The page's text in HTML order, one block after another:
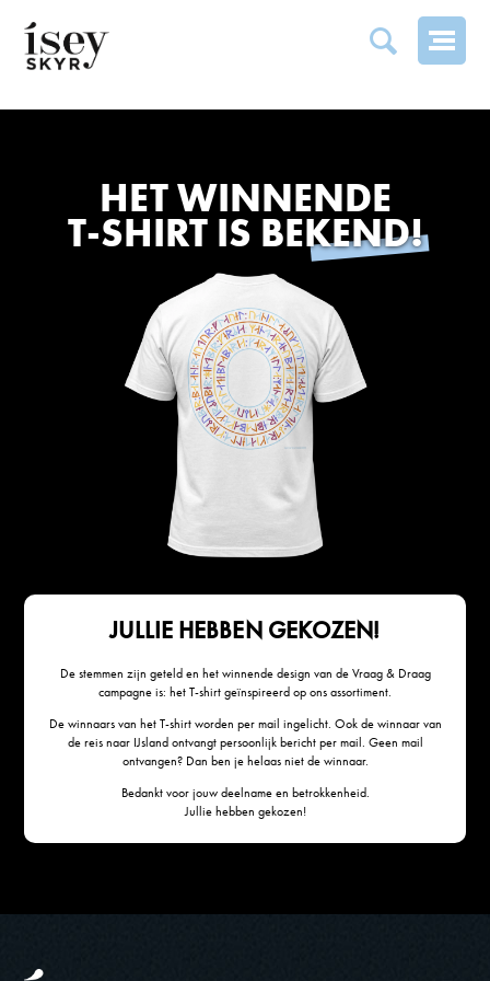
VRAAGDRAAG
HET WINNENDE
T-SHIRT IS BEKEND!
JULLIE HEBBEN GEKOZEN!
De stemmen zijn geteld en het winnende design van de Vraag & Draag
campagne is: het T-shirt geïnspireerd op ons assortiment.
De winnaars van het T-shirt worden per mail ingelicht. Ook de winnaar van
de reis naar IJsland ontvangt persoonlijk bericht per mail. Geen mail
ontvangen? Dan ben je helaas niet de winnaar.
Bedankt voor jouw deelname en betrokkenheid.
Jullie hebben gekozen!